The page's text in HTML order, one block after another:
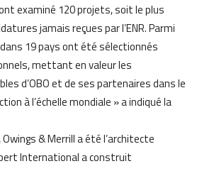
examiné 120 projets, soit le plus
jamais reçues par l’ENR. Parmi
19 pays ont été sélectionnés
mettant en valeur les
d’OBO et de ses partenaires dans le
à l’échelle mondiale » a indiqué la
& Merrill a été l’architecte
International a construit